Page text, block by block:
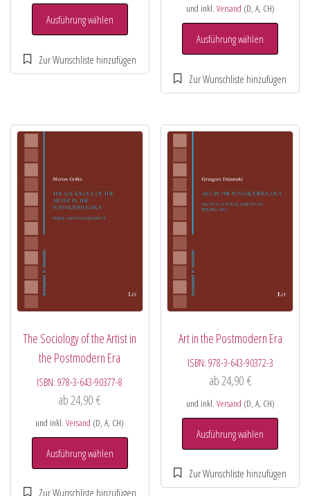
Ausführung wählen
und inkl. Versand (D, A, CH)
Ausführung wählen
The Sociology of the Artist in
the Postmodern Era
ISBN:978-3-643-90377-8
ab24,90€
und inkl.Versand (D, A, CH)
Ausführung wählen
Art in the Postmodern Era
ISBN: 978-3-643-90372-3
ab24,90 €
und inkl. Versand (D, A, CH)
Ausführung wählen